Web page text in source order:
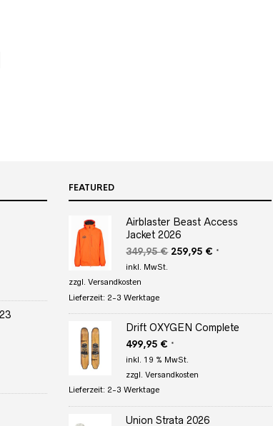
FEATURED
Airblaster Beast Access
Jacket 2026
349,95€ Ursprünglicher
259,95 € Aktueller
*
inkl. MwSt.
zzgl.Versandkosten
Lieferzeit: 2-3 Werktage
Drift OXYGEN Complete
499,95 € *
inkl. 19 % MwSt.
zzgl.Versandkosten
Lieferzeit: 2-3 Werktage
Union Strata 2026